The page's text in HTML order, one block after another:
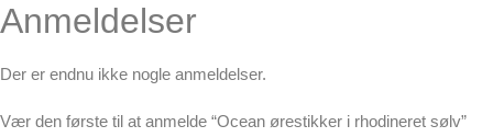
Anmeldelser
Der er endnu ikke nogle anmeldelser.
Vær den første til at anmelde “Ocean ørestikker i rhodineret sølv”